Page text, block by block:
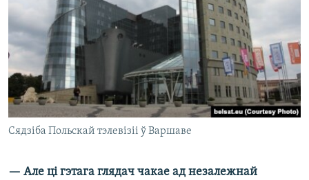
Сядзіба Польскай тэлевізіі ў Варшаве
— Але ці гэтага глядач чакае ад незалежнай